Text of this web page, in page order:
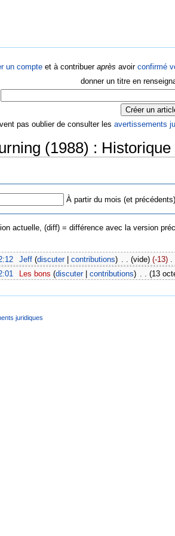
un compte et à contribuer après avoir confirmé
donner un titre en
pas oublier de consulter les avertissements
(1988) :
À partir du mois (et
actuelle, (diff) = différence avec la version
Jeff (discuter| contributions) . . (vide) (-13) .
Les bons (discuter| contributions) . . (13
juridiques